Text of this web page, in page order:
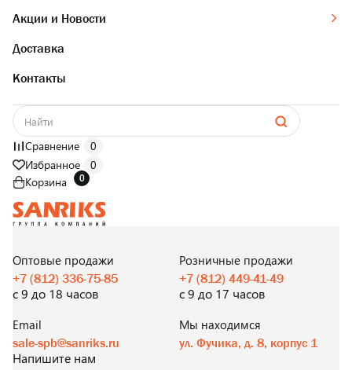
Акции и Новости
Доставка
Контакты
Сравнение
0
Избранное
0
Корзина
0
И В РОЗНИЦУ
Оптовые продажи
+7 (812) 336-75-85
с 9 до 18 часов
Розничные продажи
+7 (812) 449-41-49
с 9 до 17 часов
Email
sale-spb@sanriks.ru
Напишите нам
Мы находимся
ул. Фучика, д. 8, корпус 1